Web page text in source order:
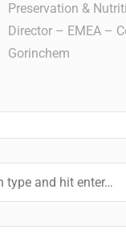
Preservation &
Director – EMEA –
Gorinchem